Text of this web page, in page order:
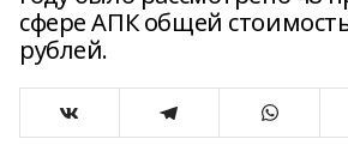
сфере АПК общей
рублей.